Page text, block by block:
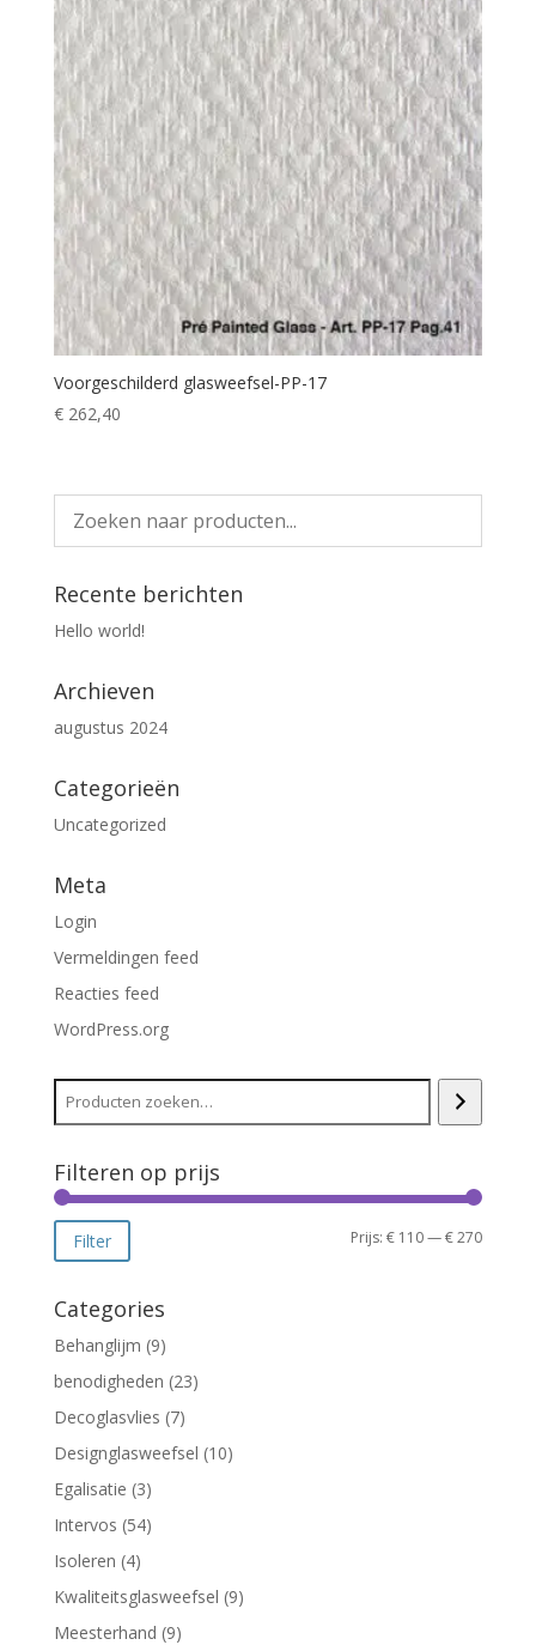
Voorgeschilderd glasweefsel-PP-17
€262,40
Recente berichten
Hello world!
Archieven
augustus 2024
Categorieën
Uncategorized
Meta
Login
Vermeldingen feed
Reacties feed
WordPress.org
Filteren op prijs
Min.
Max.
Filter Prijs:€ 110—€ 270
Categories
Behanglijm (9)
benodigheden (23)
Decoglasvlies (7)
Designglasweefsel (10)
Egalisatie (3)
Intervos (54)
Isoleren (4)
Kwaliteitsglasweefsel (9)
Meesterhand (9)